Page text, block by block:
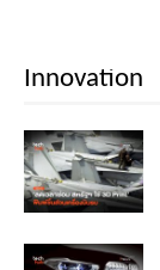
Innovation